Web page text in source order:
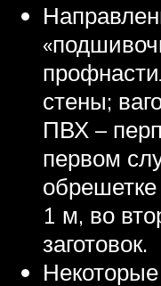
стены;
ПВХ –
первом
1 м, во
заготовок.